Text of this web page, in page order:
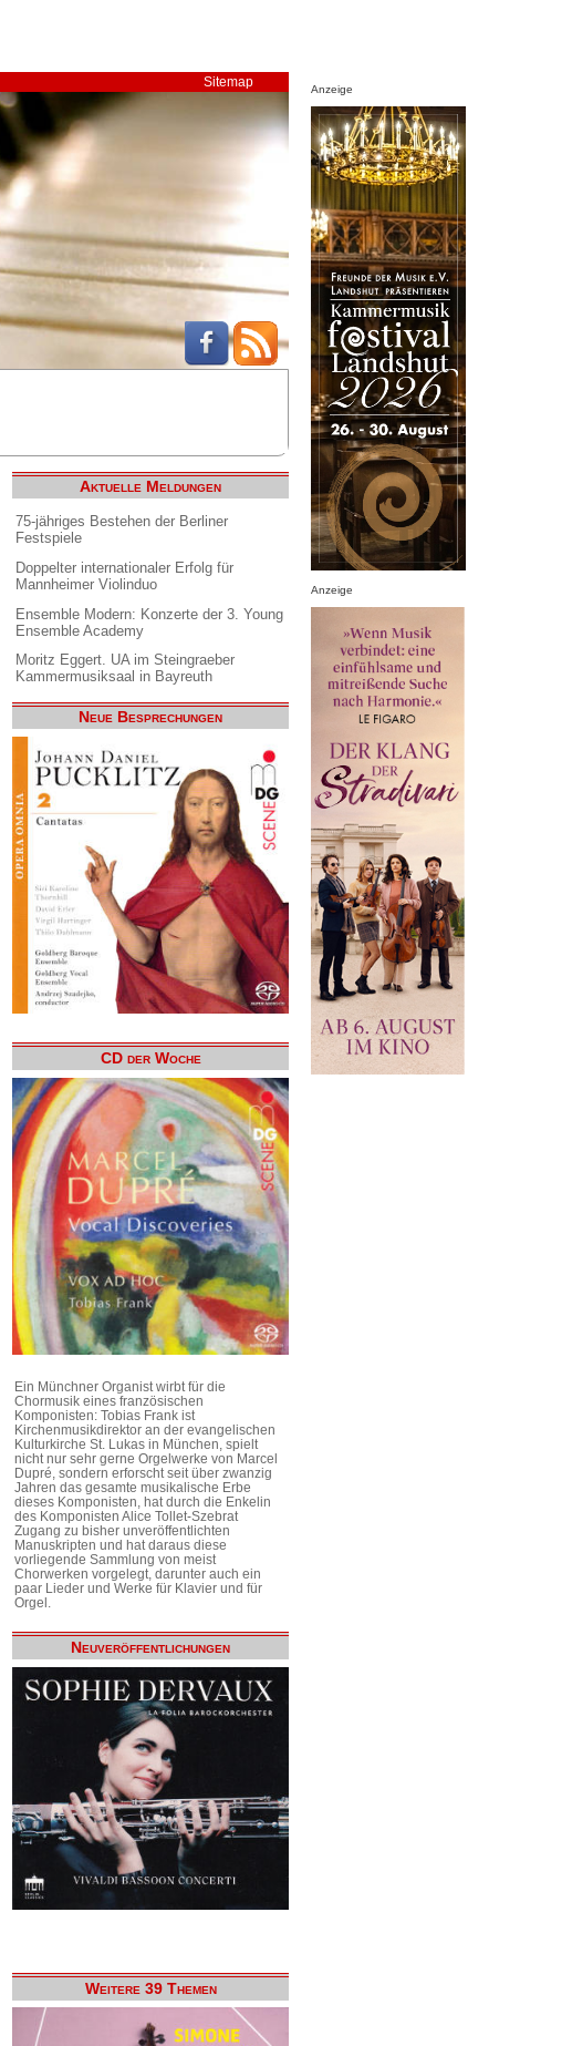
Sitemap
Aktuelle Meldungen
75-jähriges Bestehen der Berliner
Festspiele
Doppelter internationaler Erfolg für
Mannheimer Violinduo
Ensemble Modern: Konzerte der 3. Young
Ensemble Academy
Moritz Eggert. UA im Steingraeber
Kammermusiksaal in Bayreuth
Neue Besprechungen
CD der Woche
Ein Münchner Organist wirbt für die
Chormusik eines französischen
Komponisten: Tobias Frank ist
Kirchenmusikdirektor an der evangelischen
Kulturkirche St. Lukas in München, spielt
nicht nur sehr gerne Orgelwerke von Marcel
Dupré, sondern erforscht seit über zwanzig
Jahren das gesamte musikalische Erbe
dieses Komponisten, hat durch die Enkelin
des Komponisten Alice Tollet-Szebrat
Zugang zu bisher unveröffentlichten
Manuskripten und hat daraus diese
vorliegende Sammlung von meist
Chorwerken vorgelegt, darunter auch ein
paar Lieder und Werke für Klavier und für
Orgel.
Neuveröffentlichungen
Weitere 39 Themen
Anzeige
Anzeige